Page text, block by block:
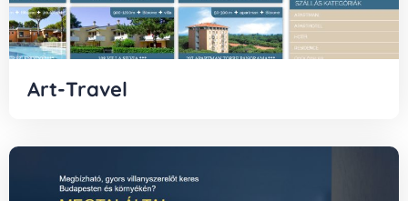
Art-Travel